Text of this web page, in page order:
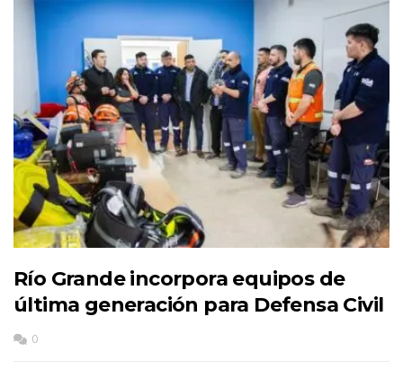
Río Grande incorpora equipos de
última generación para Defensa Civil
0